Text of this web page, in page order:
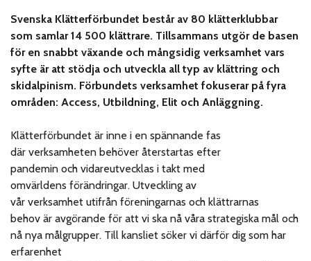
Svenska Klätterförbundet består av 80 klätterklubbar
som samlar 14 500 klättrare. Tillsammans utgör de basen
för en snabbt växande och mångsidig verksamhet vars
syfte är att stödja och utveckla all typ av klättring och
skidalpinism. Förbundets verksamhet fokuserar på fyra
områden: Access, Utbildning, Elit och Anläggning.
Klätterförbundet är inne i en spännande fas
där verksamheten behöver återstartas efter
pandemin och vidareutvecklas i takt med
omvärldens förändringar. Utveckling av
vår verksamhet utifrån föreningarnas och klättrarnas
behov är avgörande för att vi ska nå våra strategiska mål och
nå nya målgrupper. Till kansliet söker vi därför dig som har
erfarenhet